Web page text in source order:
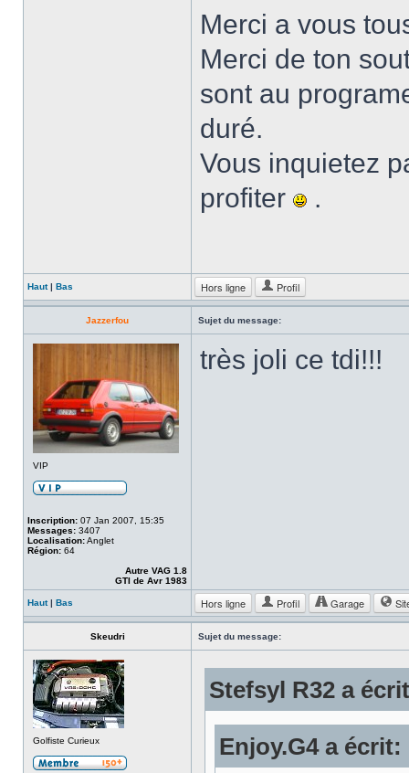
Merci a vous
Merci de ton
sont au
duré.
Vous inquietez
profiter
.
Haut| Bas Hors ligne Profil
Jazzerfou Sujet du message:
VIP
Inscription: 07 Jan 2007, 15:35
Messages: 3407
Localisation:Anglet
Région: 64
Autre VAG 1.8
GTI de Avr 1983
très joli ce tdi!!!
Haut| Bas Hors ligne Profil Garage
Skeudri Sujet du message:
Golfiste Curieux
Stefsyl R32 a
Enjoy.G4 a écrit: